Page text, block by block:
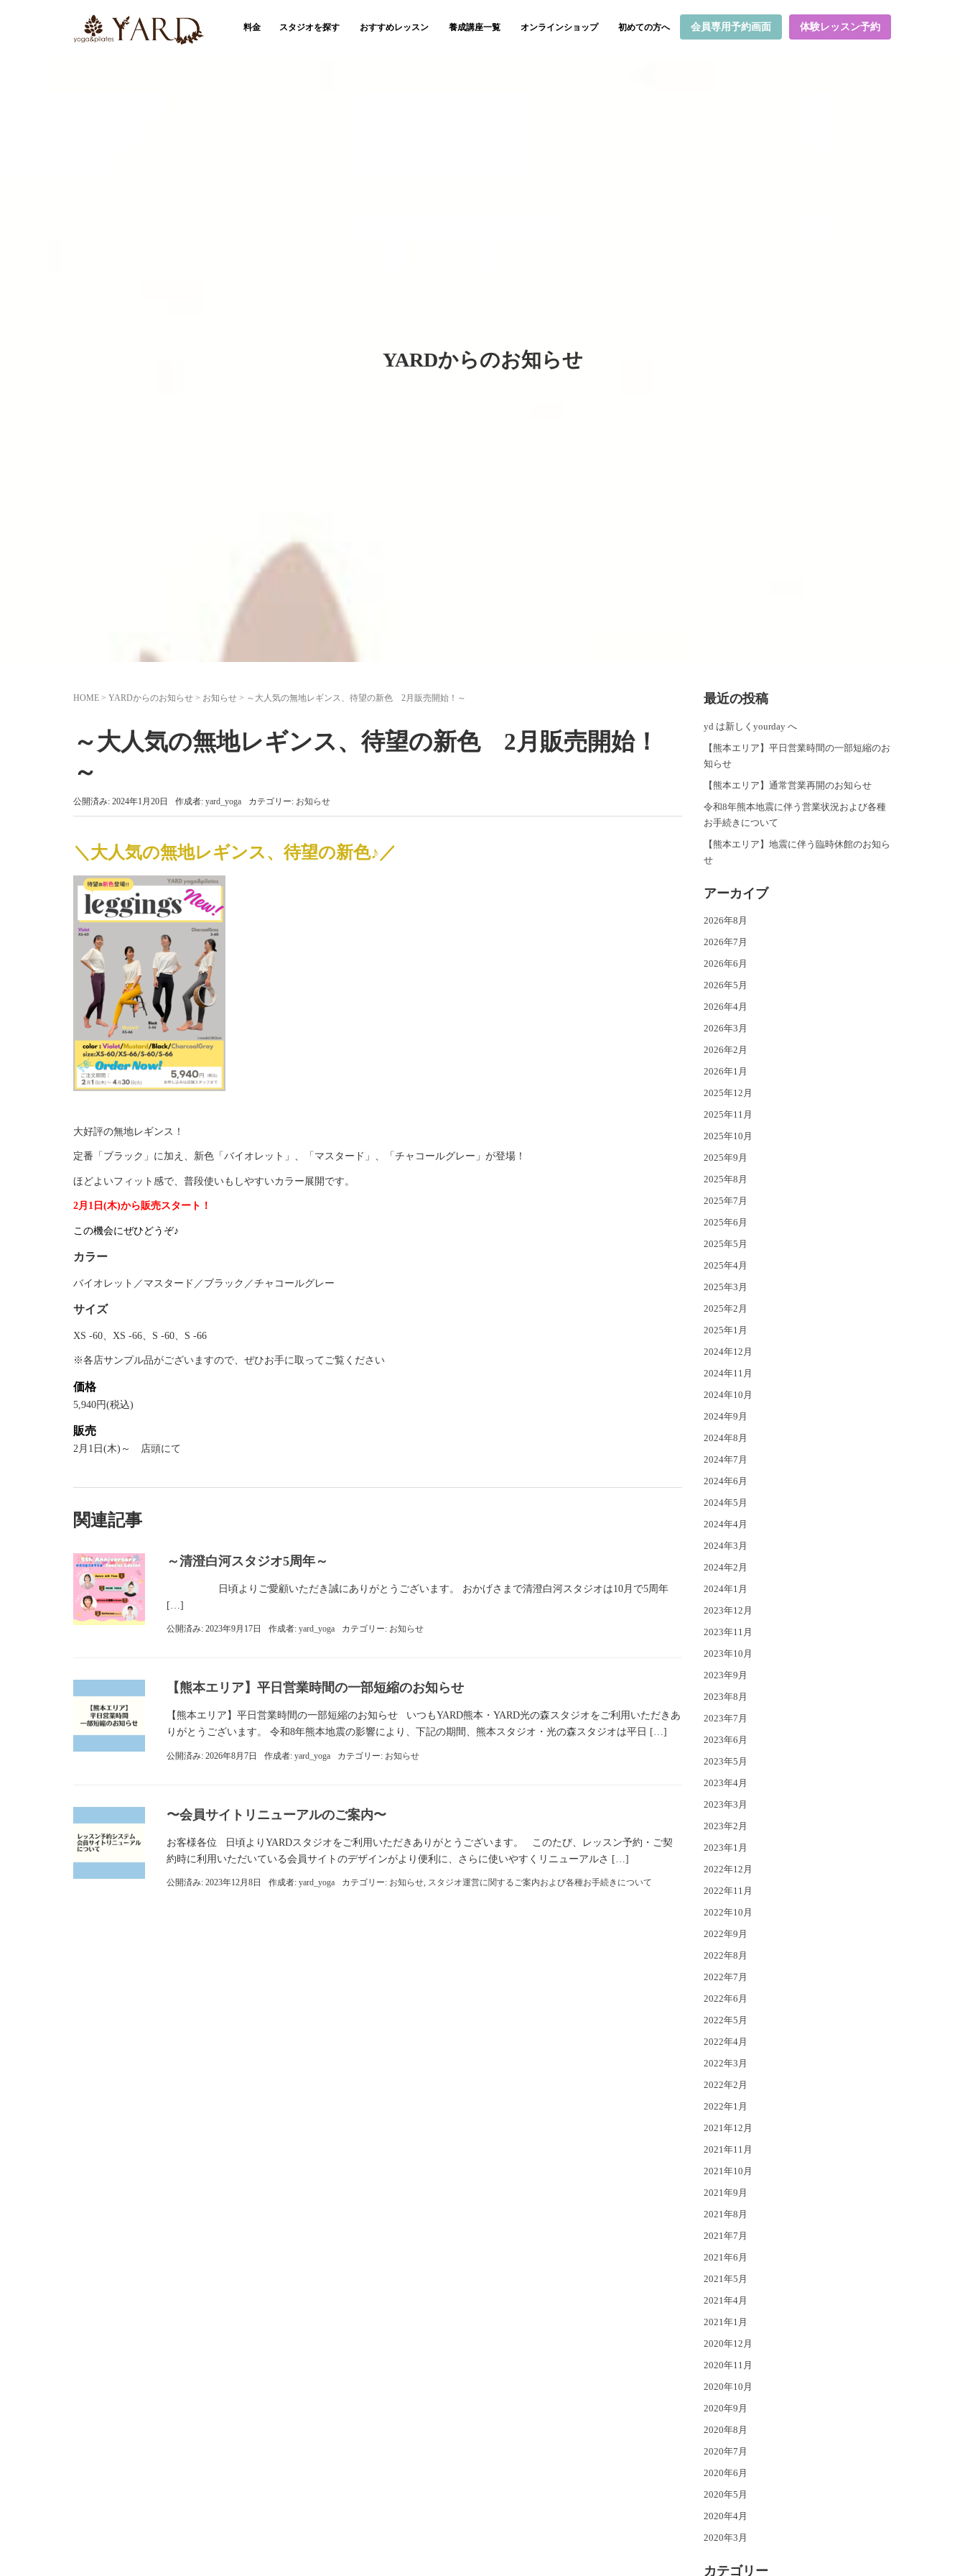
料金 スタジオを探す おすすめレッスン 養成講座一覧 オンラインショップ 初めての方へ 会員専用予約画面 体験レッスン予約
YARDからのお知らせ
HOME > YARDからのお知らせ > お知らせ > ～大人気の無地レギンス、待望の新色 2月販売開始！～
～大人気の無地レギンス、待望の新色 2月販売開始！
～
公開済み: 2024年1月20日 作成者: yard_yoga カテゴリー: お知らせ
＼大人気の無地レギンス、待望の新色♪ ／
大好評の無地レギンス！
定番「ブラック」に加え、新色「バイオレット」、「マスタード」、「チャコールグレー」が登場！
ほどよいフィット感で、普段使いもしやすいカラー展開です。
2月1日(木)から販売スタート！
この機会にぜひどうぞ♪
カラー
バイオレット／マスタード／ブラック／チャコールグレー
サイズ
XS -60、XS -66、S -60、S -66
※各店サンプル品がございますので、ぜひお手に取ってご覧ください
価格
5,940円(税込)
販売
2月1日(木)～ 店頭にて
関連記事
～清澄白河スタジオ5周年～
日頃よりご愛顧いただき誠にありがとうございます。 おかげさまで清澄白河スタジオは10月で5周年
[…]
公開済み: 2023年9月17日 作成者: yard_yoga カテゴリー: お知らせ
【熊本エリア】平日営業時間の一部短縮のお知らせ
【熊本エリア】平日営業時間の一部短縮のお知らせ いつもYARD熊本・YARD光の森スタジオをご利用いただきあ
りがとうございます。 令和8年熊本地震の影響により、下記の期間、熊本スタジオ・光の森スタジオは平日 […]
公開済み: 2026年8月7日 作成者: yard_yoga カテゴリー: お知らせ
〜会員サイトリニューアルのご案内〜
お客様各位 日頃よりYARDスタジオをご利用いただきありがとうございます。 このたび、レッスン予約・ご契
約時に利用いただいている会員サイトのデザインがより便利に、さらに使いやすくリニューアルさ […]
公開済み: 2023年12月8日 作成者: yard_yoga カテゴリー: お知らせ, スタジオ運営に関するご案内および各種お手続きについて
最近の投稿
yd は新しくyourday へ
【熊本エリア】平日営業時間の一部短縮のお
知らせ
【熊本エリア】通常営業再開のお知らせ
令和8年熊本地震に伴う営業状況および各種
お手続きについて
【熊本エリア】地震に伴う臨時休館のお知ら
せ
アーカイブ
2026年8月
2026年7月
2026年6月
2026年5月
2026年4月
2026年3月
2026年2月
2026年1月
2025年12月
2025年11月
2025年10月
2025年9月
2025年8月
2025年7月
2025年6月
2025年5月
2025年4月
2025年3月
2025年2月
2025年1月
2024年12月
2024年11月
2024年10月
2024年9月
2024年8月
2024年7月
2024年6月
2024年5月
2024年4月
2024年3月
2024年2月
2024年1月
2023年12月
2023年11月
2023年10月
2023年9月
2023年8月
2023年7月
2023年6月
2023年5月
2023年4月
2023年3月
2023年2月
2023年1月
2022年12月
2022年11月
2022年10月
2022年9月
2022年8月
2022年7月
2022年6月
2022年5月
2022年4月
2022年3月
2022年2月
2022年1月
2021年12月
2021年11月
2021年10月
2021年9月
2021年8月
2021年7月
2021年6月
2021年5月
2021年4月
2021年1月
2020年12月
2020年11月
2020年10月
2020年9月
2020年8月
2020年7月
2020年6月
2020年5月
2020年4月
2020年3月
カテゴリー